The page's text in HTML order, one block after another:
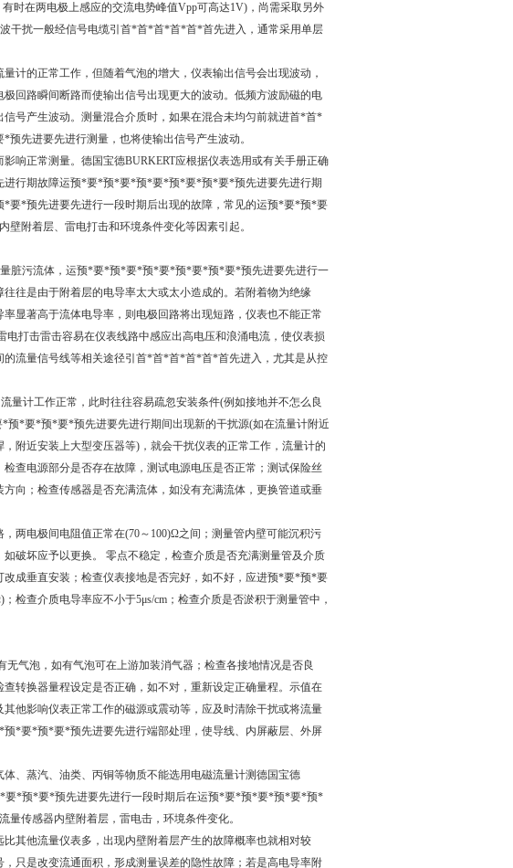
时在两电极上感应的交流电势峰值Vpp可高达1V)，尚需采取另外
干扰一般经信号电缆引首*首*首*首*首*首先进入，通常采用单层
计的正常工作，但随着气泡的增大，仪表输出信号会出现波动，
回路瞬间断路而使输出信号出现更大的波动。低频方波励磁的电
号产生波动。测量混合介质时，如果在混合未均匀前就进首*首*
先进要先进行测量，也将使输出信号产生波动。
响正常测量。德国宝德BURKERT应根据仪表选用或有关手册正确
行期故障运预*要*预*要*预*要*预*要*预*要*预先进要先进行期
*预先进要先进行一段时期后出现的故障，常见的运预*要*预*要
附着层、雷电打击和环境条件变化等因素引起。
脏污流体，运预*要*预*要*预*要*预*要*预*要*预先进要先进行一
往是由于附着层的电导率太大或太小造成的。若附着物为绝缘
显著高于流体电导率，则电极回路将出现短路，仪表也不能正常
打击雷击容易在仪表线路中感应出高电压和浪涌电流，使仪表损
流量信号线等相关途径引首*首*首*首*首*首先进入，尤其是从控
量计工作正常，此时往往容易疏忽安装条件(例如接地并不怎么良
*要*预*要*预先进要先进行期间出现新的干扰源(如在流量计附近
近安装上大型变压器等)，就会干扰仪表的正常工作，流量计的
查电源部分是否存在故障，测试电源电压是否正常；测试保险丝
向；检查传感器是否充满流体，如没有充满流体，更换管道或垂
两电极间电阻值正常在(70～100)Ω之间；测量管内壁可能沉积污
破坏应予以更换。 零点不稳定，检查介质是否充满测量管及介质
成垂直安装；检查仪表接地是否完好，如不好，应进预*要*预*要
查介质电导率应不小于5μs/cm；检查介质是否淤积于测量管中，
气泡，如有气泡可在上游加装消气器；检查各接地情况是否良
转换器量程设定是否正确，如不对，重新设定正确量程。示值在
他影响仪表正常工作的磁源或震动等，应及时清除干扰或将流量
*要*预*要*预先进要先进行端部处理，使导线、内屏蔽层、外屏
、蒸汽、油类、丙铜等物质不能选用电磁流量计测德国宝德
*预*要*预先进要先进行一段时期后在运预*要*预*要*预*要*预*
传感器内壁附着层，雷电击，环境条件变化。
其他流量仪表多，出现内壁附着层产生的故障概率也就相对较
只是改变流通面积，形成测量误差的隐性故障；若是高电导率附